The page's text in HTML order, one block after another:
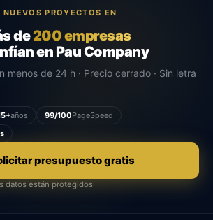
PROYECTOS EN
de200 empresas
en Pau Company
menos de 24 h · Precio cerrado · Sin letra
años 99/100PageSpeed
presupuesto gratis
datos están protegidos